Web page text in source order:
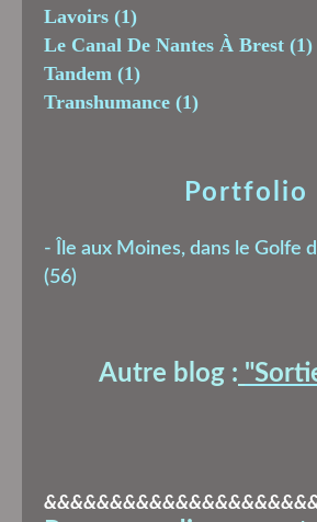
Lavoirs (1)
Le Canal De Nantes À Brest (1)
Tandem (1)
Transhumance (1)
Portfolio
- Île aux Moines, dans le Golfe
(56)
Autre blog :